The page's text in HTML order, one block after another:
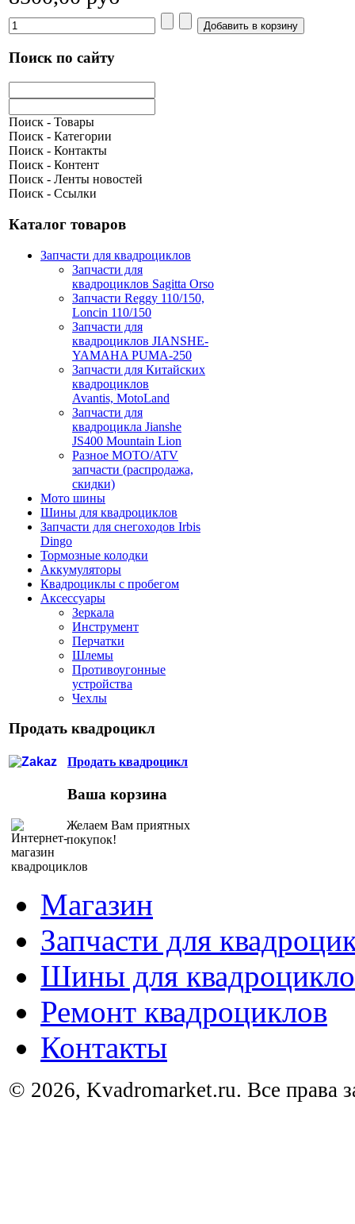
Поиск по сайту
Поиск - Товары
Поиск - Категории
Поиск - Контакты
Поиск - Контент
Поиск - Ленты новостей
Поиск - Ссылки
Каталог товаров
Запчасти для квадроциклов
Запчасти для
квадроциклов Sagitta Orso
Запчасти Reggy 110/150,
Loncin 110/150
Запчасти для
квадроциклов JIANSHE-
YAMAHA PUMA-250
Запчасти для Китайских
квадроциклов
Avantis, MotoLand
Запчасти для
квадроцикла Jianshe
JS400 Mountain Lion
Разное МОТО/ATV
запчасти (распродажа,
скидки)
Мото шины
Шины для квадроциклов
Запчасти для снегоходов Irbis
Dingo
Тормозные колодки
Аккумуляторы
Квадроциклы с пробегом
Аксессуары
Зеркала
Инструмент
Перчатки
Шлемы
Противоугонные
устройства
Чехлы
Продать квадроцикл
Продать квадроцикл
Ваша корзина
Желаем Вам приятных
покупок!
Магазин
Запчасти для
Шины для
Ремонт квадроциклов
Контакты
© 2026, Kvadromarket.ru. Все права